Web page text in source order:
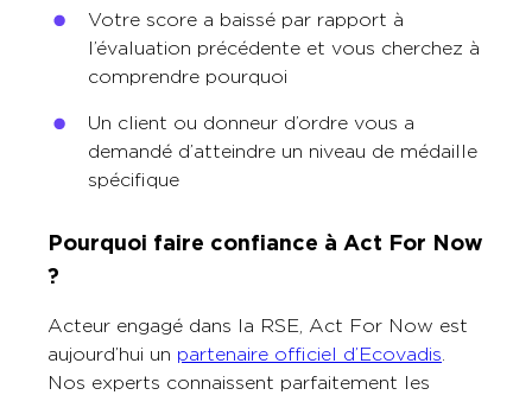
Votre score a baissé par rapport à
l’évaluation précédente et vous cherchez à
comprendre pourquoi
Un client ou donneur d’ordre vous a
demandé d’atteindre un niveau de médaille
spécifique
Pourquoi faire confiance à Act For Now
?
Acteur engagé dans la RSE, Act For Now est
aujourd’hui un partenaire officiel d’Ecovadis
Nos experts connaissent parfaitement les